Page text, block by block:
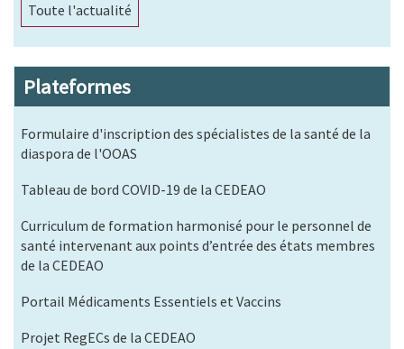
Toute l'actualité
Plateformes
Formulaire d'inscription des spécialistes de la santé de la
diaspora de l'OOAS
Tableau de bord COVID-19 de la CEDEAO
Curriculum de formation harmonisé pour le personnel de
santé intervenant aux points d’entrée des états membres
de la CEDEAO
Portail Médicaments Essentiels et Vaccins
Projet RegECs de la CEDEAO